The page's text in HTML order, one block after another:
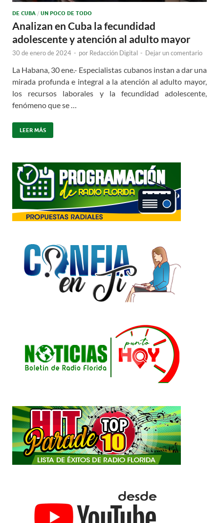
DE CUBA / UN POCO DE TODO
Analizan en Cuba la fecundidad
adolescente y atención al adulto mayor
30 de enero de 2024 - por Redacción Digital - Dejar un comentario
La Habana, 30 ene.- Especialistas cubanos instan a dar una
mirada profunda e integral a la atención al adulto mayor,
los recursos laborales y la fecundidad adolescente,
fenómeno que se …
LEER MÁS